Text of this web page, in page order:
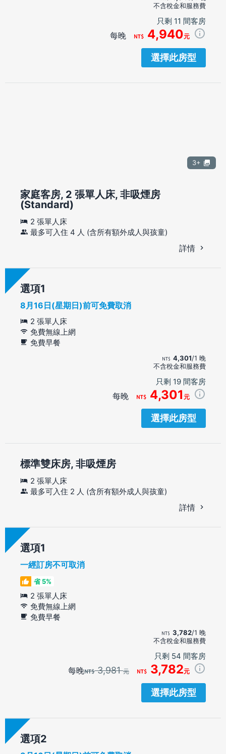
不含稅金和服務費
只剩 11 間客房
每晚 4,940元
選擇此房型
3+
家庭客房, 2 張單人床, 非吸煙房
(Standard)
2 張單人床
最多可入住 4 人 (含所有額外成人與孩童)
詳情
選項
8月16日(星期日)前可免費取消
2 張單人床
免費無線上網
免費早餐
4,301/1 晚
不含稅金和服務費
只剩 19 間客房
每晚 4,301 元
選擇此房型
標準雙床房, 非吸煙房
2 張單人床
最多可入住 2 人 (含所有額外成人與孩童)
詳情
選項
一經訂房不可取消
省 5%
2 張單人床
免費無線上網
免費早餐
3,782/1 晚
不含稅金和服務費
只剩 54 間客房
每晚 3,981元 3,782元
選擇此房型
選項